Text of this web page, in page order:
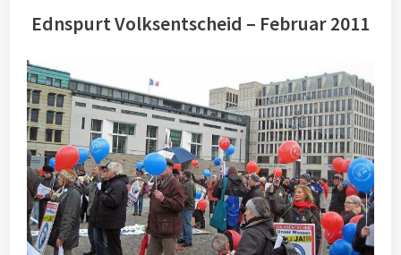
Ednspurt Volksentscheid – Februar 2011